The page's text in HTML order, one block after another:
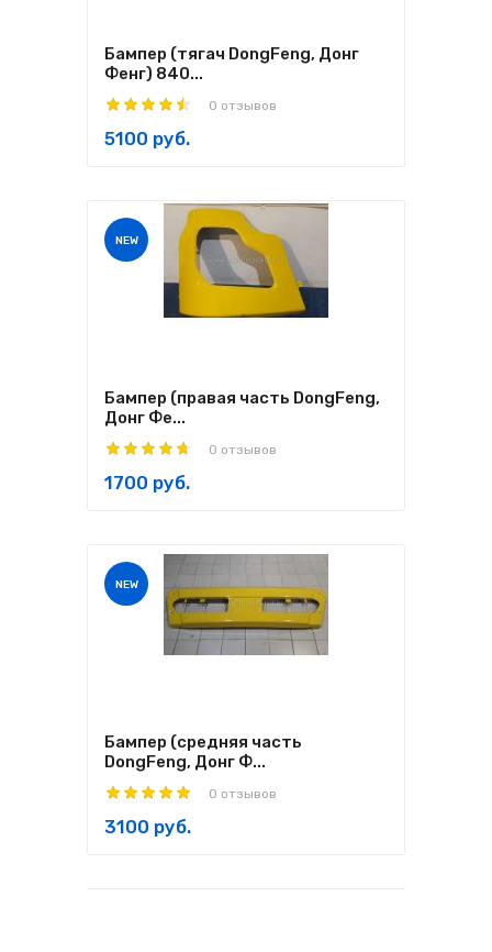
Бампер (тягач DongFeng, Донг
Фенг) 840...
0 отзывов
5100 руб.
NEW
Бампер (правая часть DongFeng,
Донг Фе...
0 отзывов
1700 руб.
NEW
Бампер (средняя часть
DongFeng, Донг Ф...
0 отзывов
3100 руб.